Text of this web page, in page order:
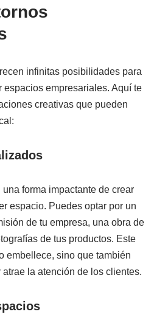
infinitas posibilidades para
espacios empresariales. Aquí te
creativas que pueden
forma impactante de crear
espacio. Puedes optar por un
de tu empresa, una obra de
de tus productos. Este
embellece, sino que también
la atención de los clientes.